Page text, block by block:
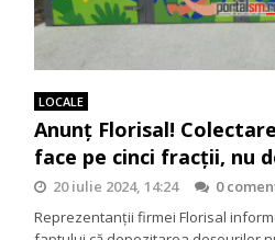
LOCALE
Anunț Florisal!
face pe cinci fracții, nu
20 iulie 2024, 14:24
0
Reprezentanții firmei Florisal